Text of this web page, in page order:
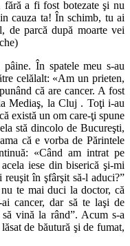
fără a fi fost botezate şi nu
cauza ta! În schimb, tu ai
de parcă după moarte vei
În spatele meu s-au
celălalt: «Am un prieten,
că are cancer. A fost
Mediaş, la Cluj . Toţi i-au
există un om care-ţi spune
stă dincolo de Bucureşti,
că e vorba de Părintele
«Când am intrat pe
iese din biserică şi-mi
în şfârşit să-l aduci?”
te mai duci la doctor, că
cancer, dar să te laşi de
vină la rând”. Acum s-a
de băutură şi de fumat,